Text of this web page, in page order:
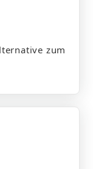
zum